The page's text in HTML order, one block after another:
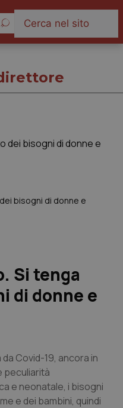
bisogni di donne e
Si tenga
di donne e
Covid-19, ancora in
peculiarità
e neonatale, i bisogni
e dei bambini, quindi